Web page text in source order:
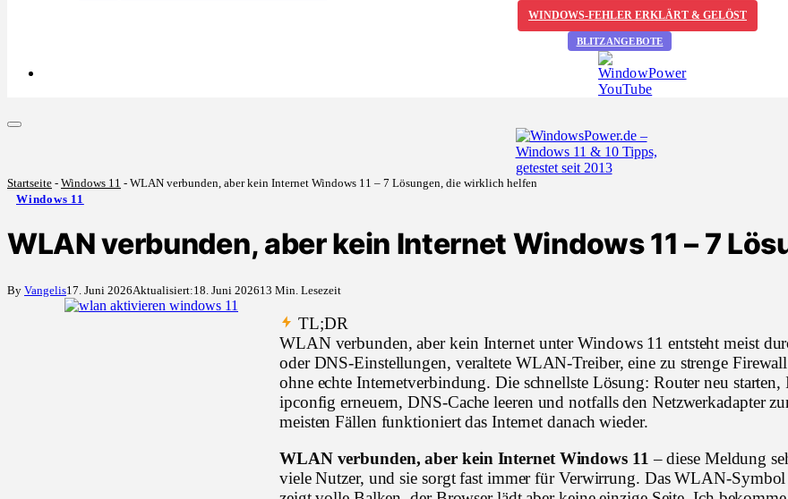
WINDOWS-FEHLER ERKLÄRT & GELÖST
BLITZANGEBOTE
Startseite - Windows 11 - WLAN verbunden, aber kein Internet Windows 11 – 7 Lösungen, die wirklich helfen
Windows 11
WLAN verbunden, aber kein Internet Windows 11 – 7
By Vangelis17. Juni 2026Aktualisiert:18. Juni 202613 Min. Lesezeit
TL;DR
WLAN verbunden, aber kein Internet unter Windows 11 entsteht meist
oder DNS-Einstellungen, veraltete WLAN-Treiber, eine zu strenge
ohne echte Internetverbindung. Die schnellste Lösung: Router neu starten,
ipconfig erneuern, DNS-Cache leeren und notfalls den Netzwerkadapter
meisten Fällen funktioniert das Internet danach wieder.
WLAN verbunden, aber kein Internet Windows 11 – diese Meldung
viele Nutzer, und sie sorgt fast immer für Verwirrung. Das WLAN-Symbol